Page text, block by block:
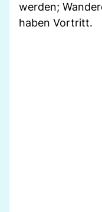
werden;
haben Vortritt.